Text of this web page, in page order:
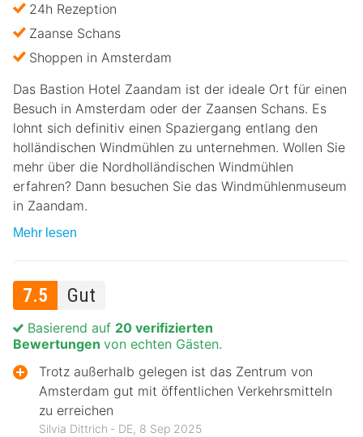
24h Rezeption
Zaanse Schans
Shoppen in Amsterdam
Das Bastion Hotel Zaandam ist der ideale Ort für einen
Besuch in Amsterdam oder der Zaansen Schans. Es
lohnt sich definitiv einen Spaziergang entlang den
holländischen Windmühlen zu unternehmen. Wollen Sie
mehr über die Nordholländischen Windmühlen
erfahren? Dann besuchen Sie das Windmühlenmuseum
in Zaandam.
Mehr lesen
7.5 Gut
Basierend auf 20 verifizierten
Bewertungen von echten Gästen.
Trotz außerhalb gelegen ist das Zentrum von
Amsterdam gut mit öffentlichen Verkehrsmitteln
zu erreichen
Silvia Dittrich ‐ DE, 8 Sep 2025